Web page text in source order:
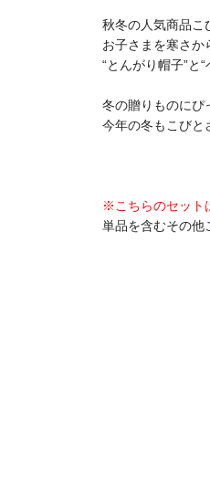
秋冬の人気商品こ
お子さまを寒さか
“とんがり帽子”と
冬の贈りものにぴ
今年の冬もこびと
※こちらのセット
単品を含むその他